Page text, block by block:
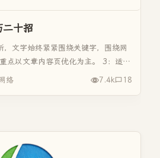
二十招
，文字始终紧紧围绕关键字，围绕网
点以文章内容页优化为主。 3：适当
（关键词）、Description（页面描
络 7.4k 18